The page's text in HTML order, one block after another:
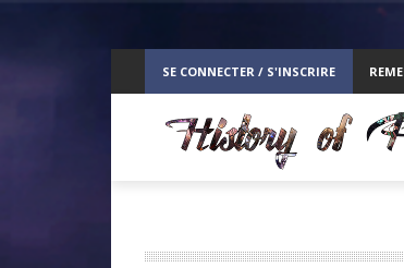
SE CONNECTER / S'INSCRIRE